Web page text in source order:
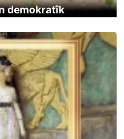
demokratîk